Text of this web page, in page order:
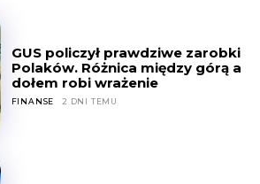
GUS policzył prawdziwe zarobki
Polaków. Różnica między górą a
dołem robi wrażenie
FINANSE 2 DNI TEMU